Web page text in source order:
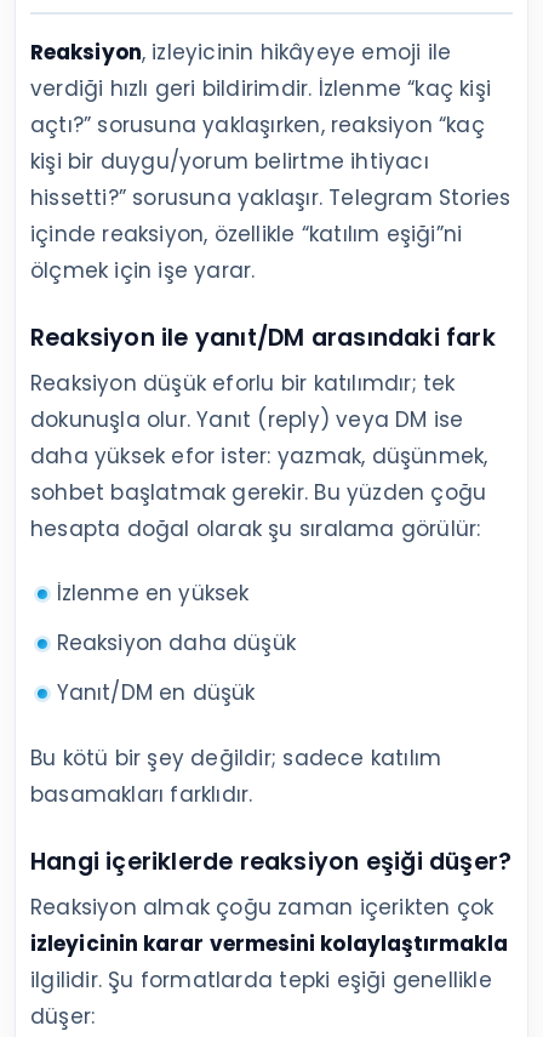
Reaksiyon, izleyicinin hikâyeye emoji ile
verdiği hızlı geri bildirimdir. İzlenme “kaç kişi
açtı?” sorusuna yaklaşırken, reaksiyon “kaç
kişi bir duygu/yorum belirtme ihtiyacı
hissetti?” sorusuna yaklaşır. Telegram Stories
içinde reaksiyon, özellikle “katılım eşiği”ni
ölçmek için işe yarar.
Reaksiyon ile yanıt/DM arasındaki fark
Reaksiyon düşük eforlu bir katılımdır; tek
dokunuşla olur. Yanıt (reply) veya DM ise
daha yüksek efor ister: yazmak, düşünmek,
sohbet başlatmak gerekir. Bu yüzden çoğu
hesapta doğal olarak şu sıralama görülür:
İzlenme en yüksek
Reaksiyon daha düşük
Yanıt/DM en düşük
Bu kötü bir şey değildir; sadece katılım
basamakları farklıdır.
Hangi içeriklerde reaksiyon eşiği düşer?
Reaksiyon almak çoğu zaman içerikten çok
izleyicinin karar vermesini kolaylaştırmakla
ilgilidir. Şu formatlarda tepki eşiği genellikle
düşer: